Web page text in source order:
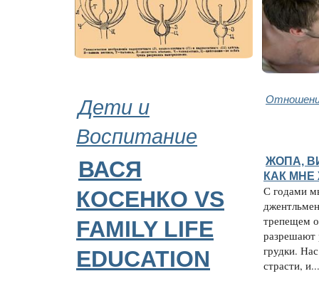
Дети и
Воспитание
ВАСЯ
КОСЕНКО VS
FAMILY LIFE
EDUCATION
ЖОПА,
КАК
С годами
трепещем
разрешают
грудки.
страсти, и...